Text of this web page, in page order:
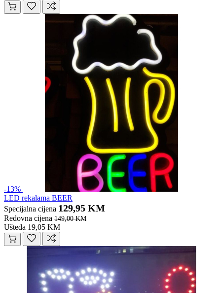
-13%
LED rekalama BEER
Specijalna cijena 129,95 KM
Redovna cijena 149,00 KM
Ušteda 19,05 KM